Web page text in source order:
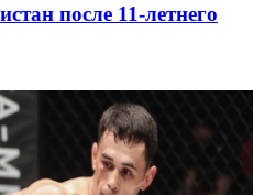
после 11-летнего